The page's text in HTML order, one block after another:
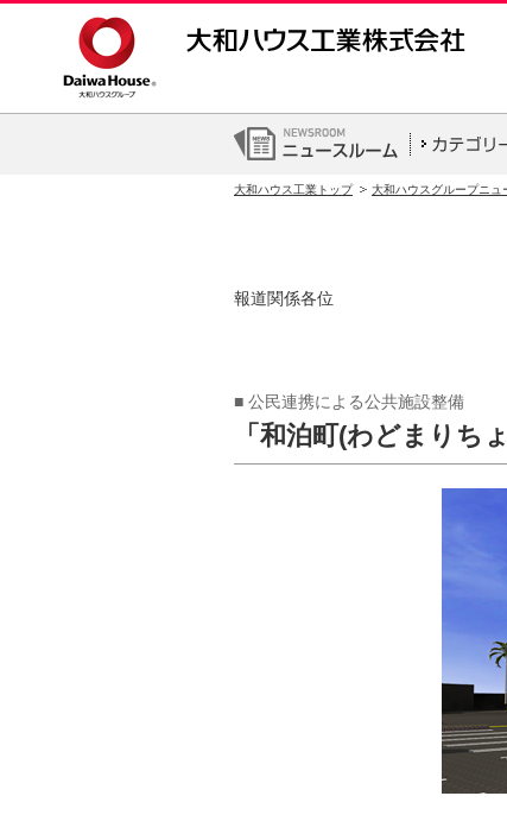
大和ハウス工業トップ 大和ハウスグループニュ
報道関係各位
■ 公民連携による公共施設整備
「和泊町(わどまりち